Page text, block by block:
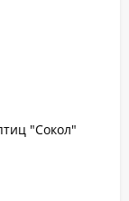
"Сокол"